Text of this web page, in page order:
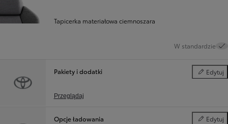
Tapicerka materiałowa ciemnoszara
W standardzie
Pakiety i dodatki Edytuj
Pakiety i
Przeglądaj
Opcje ładowania Edytuj